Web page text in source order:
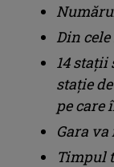
Din
14 stații
stație
pe care
Gara
Timpul